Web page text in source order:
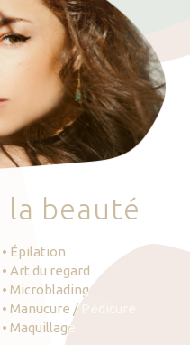
la beauté
• Épilation
• Art du regard
• Microblading
• Manucure / Pédicure
• Maquillage